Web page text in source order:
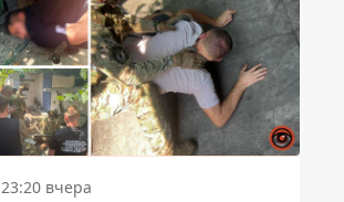
23:20 вчера